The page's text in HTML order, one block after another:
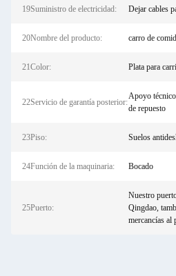
19Suministro de electricidad: Dejar cables
20Nombre del producto: carro de
21Color: Plata para
22Servicio de garantía posterior:
Apoyo
de repuesto
23Piso: Suelos
24Función de la maquinaria: Bocado
25Puerto:
Nuestro
Qingdao,
mercancías al